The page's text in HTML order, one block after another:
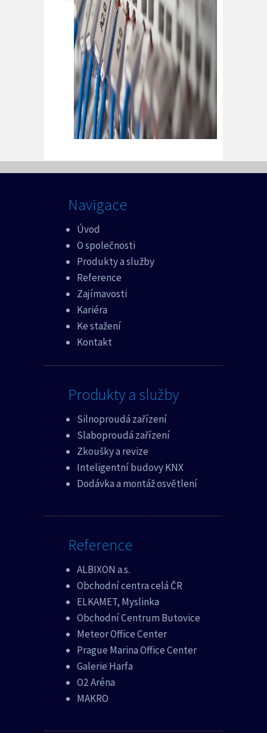
Navigace
Úvod
O společnosti
Produkty a služby
Reference
Zajímavosti
Kariéra
Ke stažení
Kontakt
Produkty a služby
Silnoproudá zařízení
Slaboproudá zařízení
Zkoušky a revize
Inteligentní budovy KNX
Dodávka a montáž osvětlení
Reference
ALBIXON a.s.
Obchodní centra celá ČR
ELKAMET, Myslinka
Obchodní Centrum Butovice
Meteor Office Center
Prague Marina Office Center
Galerie Harfa
O2 Aréna
MAKRO